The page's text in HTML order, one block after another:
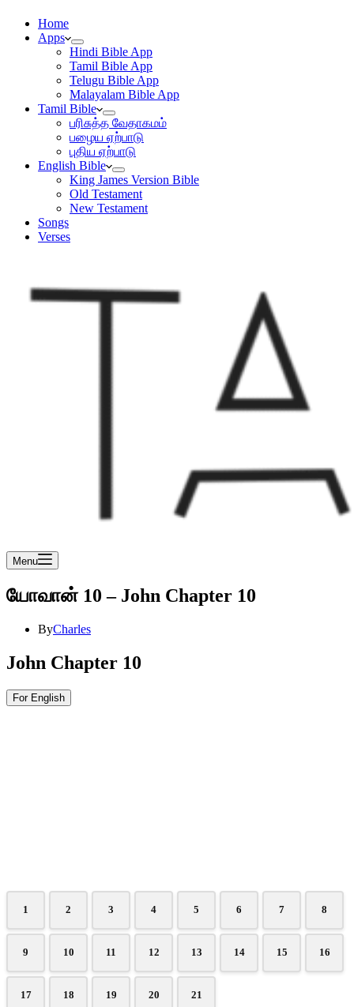
Home
Apps
Hindi Bible App
Tamil Bible App
Telugu Bible App
Malayalam Bible App
Tamil Bible
பரிசுத்த வேதாகமம்
பழைய ஏற்பாடு
புதிய ஏற்பாடு
English Bible
King James Version Bible
Old Testament
New Testament
Songs
Verses
Menu
யோவான் 10 – John Chapter 10
ByCharles
John Chapter 10
For English
1 2 3 4 5 6 7 8
9 10 11 12 13 14 15 16
17 18 19 20 21